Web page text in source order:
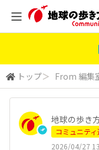
トップ＞ From 編集
地球の歩き
コミュニテ
2026/04/27